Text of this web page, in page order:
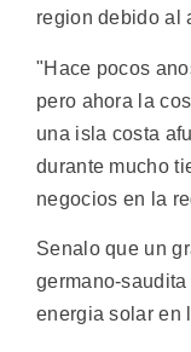
region debido al
"Hace pocos
pero ahora la
una isla costa
durante mucho
negocios en la
Senalo que un
germano-
energia solar en